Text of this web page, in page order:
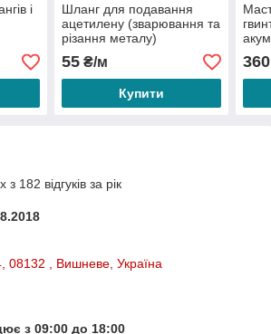
і
Шланг для подавання
ацетилену (зварювання та
різання металу)
55₴/м
Купити
360
182 відгуків за рік
08132 , Вишневе, Україна
з 09:00 до 18:00